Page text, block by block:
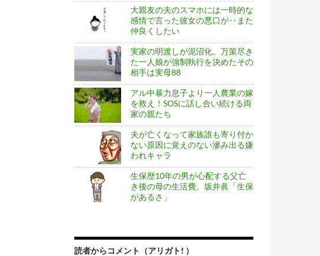
大親友の夫のスマホには一時的な
感情で言った彼女の悪口が‥また
仲良くしたい
実家の明渡しが泥沼化。万策尽き
た一人娘が強制執行を決めたその
相手は実母88
アル中暴力息子より一人農業の嫁
を救え！SOSに話し合い続ける両
家の親たち
夫が亡くなって家族誰も寄り付か
ない原因に覚えのない滲み出る嫌
われキャラ
生保歴10年の男が心配する父亡
き後の母の生活費。坂井眞「生保
があるさ」
読者からコメント（アリガト! ）